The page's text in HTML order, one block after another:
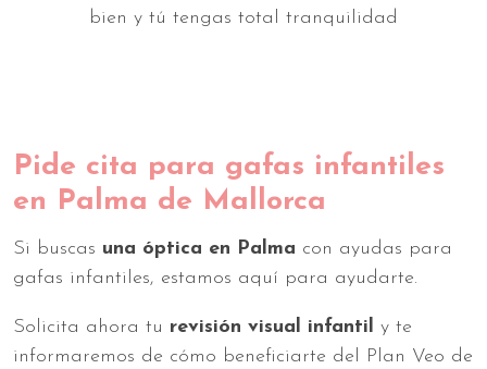
bien y tú tengas total tranquilidad
Pide cita para gafas infantiles
en Palma de Mallorca
Si buscas una óptica en Palma con ayudas para
gafas infantiles, estamos aquí para ayudarte.
Solicita ahora tu revisión visual infantil y te
informaremos de cómo beneficiarte del Plan Veo de